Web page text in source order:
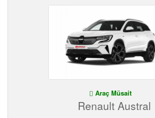
Araç Müsait
Renault Austral